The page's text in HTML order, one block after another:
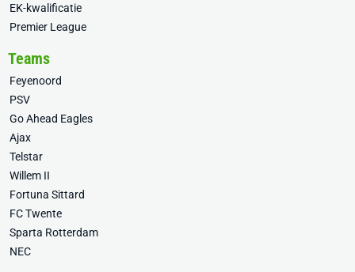
EK-kwalificatie
Premier League
Teams
Feyenoord
PSV
Go Ahead Eagles
Ajax
Telstar
Willem II
Fortuna Sittard
FC Twente
Sparta Rotterdam
NEC